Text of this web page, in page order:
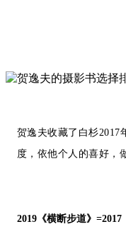
贺逸夫收藏了白杉2017
度，依他个人的喜好，
2019《横断步道》=2017